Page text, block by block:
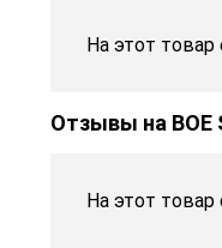
На этот
Отзывы на BOE
На этот